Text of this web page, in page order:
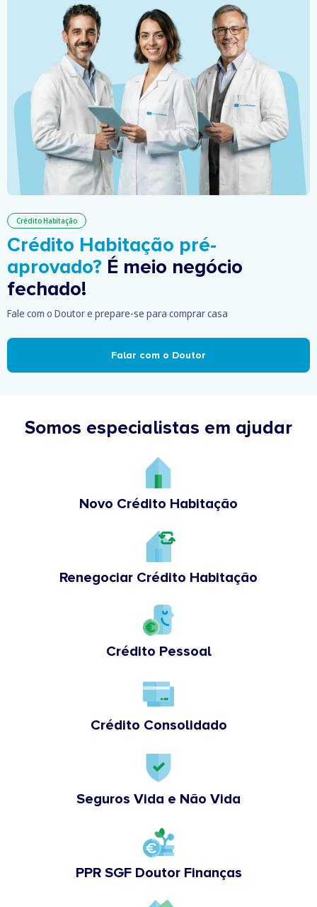
Crédito Habitação
Crédito Habitação pré-
aprovado? É meio negócio
fechado!
Fale com o Doutor e prepare-se para comprar casa
Falar com o Doutor
Somos especialistas em ajudar
Novo Crédito Habitação
Renegociar Crédito Habitação
Crédito Pessoal
Crédito Consolidado
Seguros Vida e Não Vida
PPR SGF Doutor Finanças